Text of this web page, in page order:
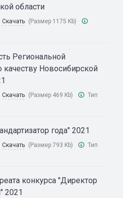
области
Скачать (Размер 1175 Kb)
Региональной
качеству Новосибирской
Скачать (Размер 469 Kb)
Тип
года" 2021
Скачать (Размер 793 Kb)
Тип
конкурса "Директор
2021